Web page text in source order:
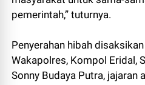
pemerintah,” tuturnya.
Penyerahan hibah
Wakapolres, Kompol Eridal,
Sonny Budaya Putra, jajaran